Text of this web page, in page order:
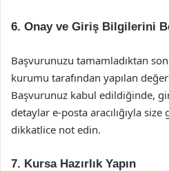
6. Onay ve Giriş Bilgilerini
Başvurunuzu tamamladıktan
kurumu tarafından yapılan
Başvurunuz kabul edildiğinde,
detaylar e-posta aracılığıyla
dikkatlice not edin.
7. Kursa Hazırlık Yapın